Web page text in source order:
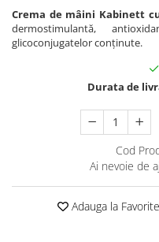
Crema de mâini Kabinett
dermostimulantă,
glicoconjugatelor conținute.
Durata de
Cod
Ai nevoie de
Adauga la Favorite